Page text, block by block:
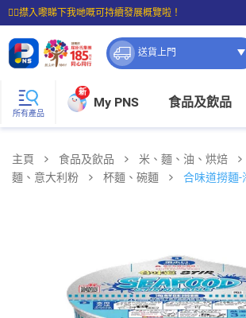
☝🏼㩒入嚟睇下我哋嘅可持續發展概覽啦！
⭐購物滿$399即享免費送貨；滿$100即可免費店取。
送貨上門
所有產品
新
My PNS 食品及飲品
主頁 食品及飲品 米、麵、油、烘焙
麵、意大利粉
杯麵、碗麵
合味道撈麵-